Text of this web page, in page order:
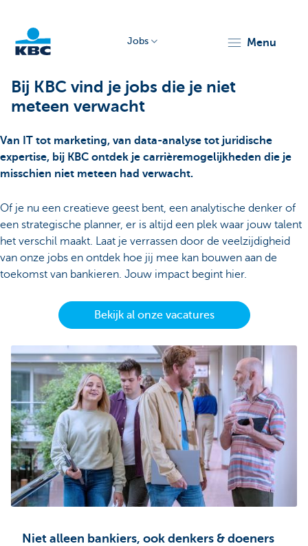
Jobs menu
Bij KBC vind je jobs die je niet
meteen verwacht
Van IT tot marketing, van data-analyse tot juridische
expertise, bij KBC ontdek je carrièremogelijkheden die je
misschien niet meteen had verwacht.
Of je nu een creatieve geest bent, een analytische denker of
een strategische planner, er is altijd een plek waar jouw talent
het verschil maakt. Laat je verrassen door de veelzijdigheid
van onze jobs en ontdek hoe jij mee kan bouwen aan de
toekomst van bankieren. Jouw impact begint hier.
Bekijk al onze vacatures
Niet alleen bankiers, ook denkers & doeners